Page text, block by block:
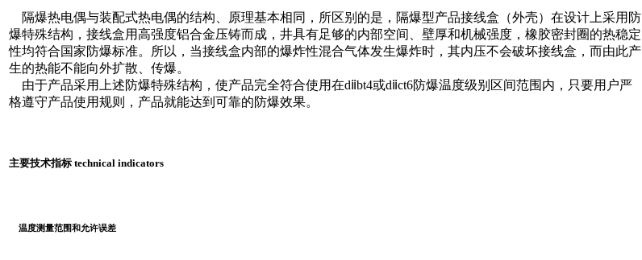
隔爆热电偶与装配式热电偶的结构、原理基本相同，所区别的是，隔爆型产品接线盒（外壳）在设计上采用防
爆特殊结构，接线盒用高强度铝合金压铸而成，井具有足够的内部空间、壁厚和机械强度，橡胶密封圈的热稳定
性均符合国家防爆标准。所以，当接线盒内部的爆炸性混合气体发生爆炸时，其内压不会破坏接线盒，而由此产
生的热能不能向外扩散、传爆。
由于产品采用上述防爆特殊结构，使产品完全符合使用在dⅱbt4或dⅱct6防爆温度级别区间范围内，只要用户严
格遵守产品使用规则，产品就能达到可靠的防爆效果。
主要技术指标 technical indicators
温度测量范围和允许误差